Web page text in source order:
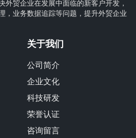
外贸企业在发展中面临的新客户开发，
，业务数据追踪等问题，提升外贸企业
关于我们
公司简介
企业文化
科技研发
荣誉认证
咨询留言